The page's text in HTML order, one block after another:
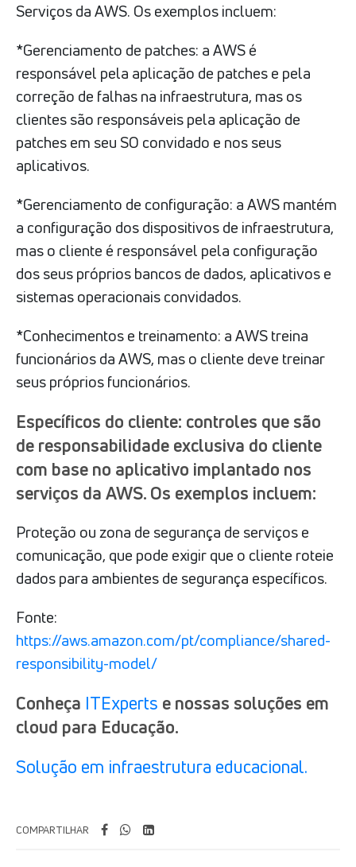
Serviços da AWS. Os exemplos incluem:
*Gerenciamento de patches: a AWS é
responsável pela aplicação de patches e pela
correção de falhas na infraestrutura, mas os
clientes são responsáveis pela aplicação de
patches em seu SO convidado e nos seus
aplicativos.
*Gerenciamento de configuração: a AWS mantém
a configuração dos dispositivos de infraestrutura,
mas o cliente é responsável pela configuração
dos seus próprios bancos de dados, aplicativos e
sistemas operacionais convidados.
*Conhecimentos e treinamento: a AWS treina
funcionários da AWS, mas o cliente deve treinar
seus próprios funcionários.
Específicos do cliente: controles que são
de responsabilidade exclusiva do cliente
com base no aplicativo implantado nos
serviços da AWS. Os exemplos incluem:
Proteção ou zona de segurança de serviços e
comunicação, que pode exigir que o cliente roteie
dados para ambientes de segurança específicos.
Fonte:
https://aws.amazon.com/pt/compliance/shared-
responsibility-model/
Conheça ITExperts e nossas soluções em
cloud para Educação.
Solução em infraestrutura educacional.
COMPARTILHAR